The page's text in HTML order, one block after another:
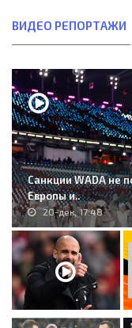
ВИДЕО РЕПОРТАЖИ
Санкции WADA не
Европы и..
20-дек, 17:48